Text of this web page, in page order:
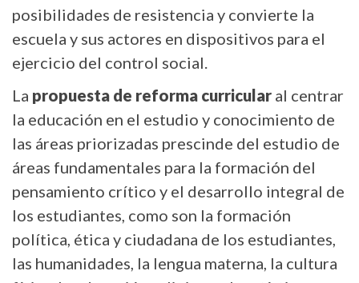
posibilidades de resistencia y convierte la
escuela y sus actores en dispositivos para el
ejercicio del control social.
La propuesta de reforma curricular al centrar
la educación en el estudio y conocimiento de
las áreas priorizadas prescinde del estudio de
áreas fundamentales para la formación del
pensamiento crítico y el desarrollo integral de
los estudiantes, como son la formación
política, ética y ciudadana de los estudiantes,
las humanidades, la lengua materna, la cultura